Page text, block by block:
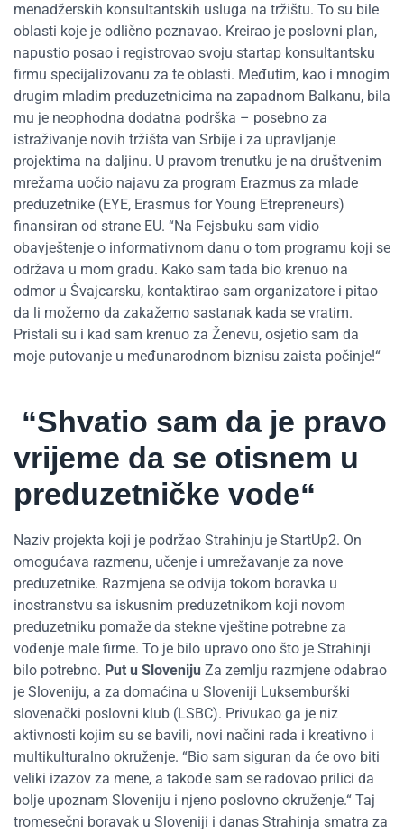
menadžerskih konsultantskih usluga na tržištu. To su bile
oblasti koje je odlično poznavao. Kreirao je poslovni plan,
napustio posao i registrovao svoju startap konsultantsku
firmu specijalizovanu za te oblasti. Međutim, kao i mnogim
drugim mladim preduzetnicima na zapadnom Balkanu, bila
mu je neophodna dodatna podrška – posebno za
istraživanje novih tržišta van Srbije i za upravljanje
projektima na daljinu. U pravom trenutku je na društvenim
mrežama uočio najavu za program Erazmus za mlade
preduzetnike (EYE, Erasmus for Young Etrepreneurs)
finansiran od strane EU. “Na Fejsbuku sam vidio
obavještenje o informativnom danu o tom programu koji se
održava u mom gradu. Kako sam tada bio krenuo na
odmor u Švajcarsku, kontaktirao sam organizatore i pitao
da li možemo da zakažemo sastanak kada se vratim.
Pristali su i kad sam krenuo za Ženevu, osjetio sam da
moje putovanje u međunarodnom biznisu zaista počinje!“
“Shvatio sam da je pravo
vrijeme da se otisnem u
preduzetničke vode“
Naziv projekta koji je podržao Strahinju je StartUp2. On
omogućava razmenu, učenje i umrežavanje za nove
preduzetnike. Razmjena se odvija tokom boravka u
inostranstvu sa iskusnim preduzetnikom koji novom
preduzetniku pomaže da stekne vještine potrebne za
vođenje male firme. To je bilo upravo ono što je Strahinji
bilo potrebno. Put u Sloveniju Za zemlju razmjene odabrao
je Sloveniju, a za domaćina u Sloveniji Luksemburški
slovenački poslovni klub (LSBC). Privukao ga je niz
aktivnosti kojim su se bavili, novi načini rada i kreativno i
multikulturalno okruženje. “Bio sam siguran da će ovo biti
veliki izazov za mene, a takođe sam se radovao prilici da
bolje upoznam Sloveniju i njeno poslovno okruženje.“ Taj
tromesečni boravak u Sloveniji i danas Strahinja smatra za